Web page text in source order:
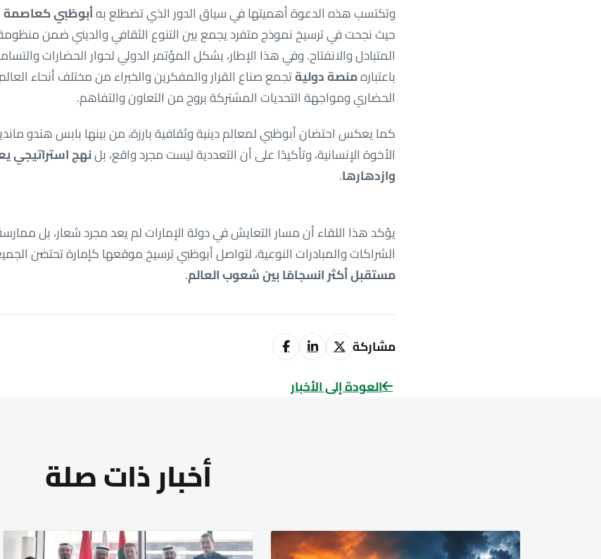
وتكتسب هذه الدعوة أهميتها في سياق الدور الذي تضطلع بهأبوظبي كعاصمة
حيث نجحت في ترسيخ نموذج متفرد يجمع بين التنوع الثقافي والديني ضمن
المتبادل والانفتاح. وفي هذا الإطار، يشكل المؤتمر الدولي لحوار الحضارات
باعتبارهمنصة دوليةتجمع صناع القرار والمفكرين والخبراء من مختلف أنحاء
الحضاري ومواجهة التحديات المشتركة بروح من التعاون والتفاهم.
كما يعكس احتضان أبوظبي لمعالم دينية وثقافية بارزة، من بينها بابس هندو
الأخوة الإنسانية، وتأكيدًا على أن التعددية ليست مجرد واقع، بلنهج استراتيجي
وازدهارها.
يؤكد هذا اللقاء أن مسار التعايش في دولة الإمارات لم يعد مجرد شعار، بل
الشراكات والمبادرات النوعية، لتواصل أبوظبي ترسيخ موقعها كإمارة تحتضن
مستقبل أكثر انسجامًا بين شعوب العالم.
مشاركة
العودة إلى الأخبار
أخبار ذات صلة